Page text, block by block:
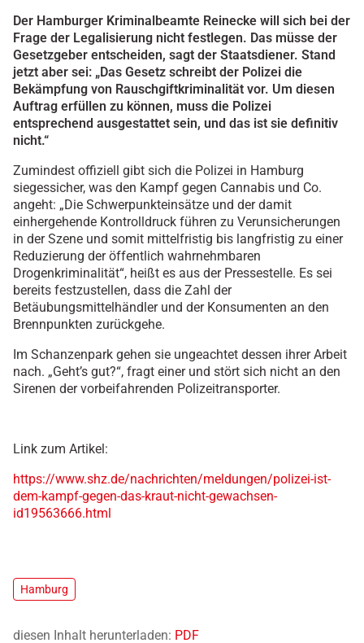
Der Hamburger Kriminalbeamte Reinecke will sich bei der
Frage der Legalisierung nicht festlegen. Das müsse der
Gesetzgeber entscheiden, sagt der Staatsdiener. Stand
jetzt aber sei: „Das Gesetz schreibt der Polizei die
Bekämpfung von Rauschgiftkriminalität vor. Um diesen
Auftrag erfüllen zu können, muss die Polizei
entsprechend ausgestattet sein, und das ist sie definitiv
nicht.“
Zumindest offiziell gibt sich die Polizei in Hamburg
siegessicher, was den Kampf gegen Cannabis und Co.
angeht: „Die Schwerpunkteinsätze und der damit
einhergehende Kontrolldruck führen zu Verunsicherungen
in der Szene und somit mittelfristig bis langfristig zu einer
Reduzierung der öffentlich wahrnehmbaren
Drogenkriminalität“, heißt es aus der Pressestelle. Es sei
bereits festzustellen, dass die Zahl der
Betäubungsmittelhändler und der Konsumenten an den
Brennpunkten zurückgehe.
Im Schanzenpark gehen sie ungeachtet dessen ihrer Arbeit
nach. „Geht’s gut?“, fragt einer und stört sich nicht an den
Sirenen der vorbeifahrenden Polizeitransporter.
Link zum Artikel:
https://www.shz.de/nachrichten/meldungen/polizei-ist-
dem-kampf-gegen-das-kraut-nicht-gewachsen-
id19563666.html
Hamburg
diesen Inhalt herunterladen: PDF